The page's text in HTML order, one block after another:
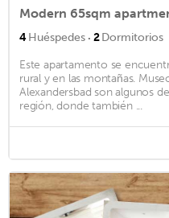
Modern 65sqm
4Huéspedes · 2Dormitorios
Este apartamento se
rural y en las montañas.
Alexandersbad son algunos
región, donde también ...